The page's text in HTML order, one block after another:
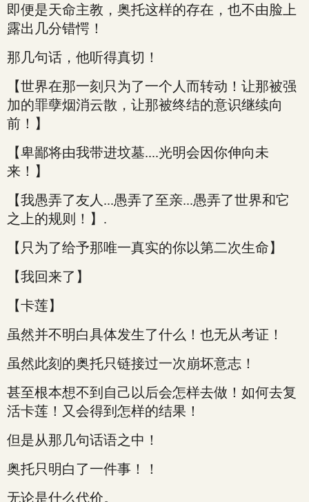
即便是天命主教，奥托这样的存在，也不由脸上
露出几分错愕！
那几句话，他听得真切！
【世界在那一刻只为了一个人而转动！让那被强
加的罪孽烟消云散，让那被终结的意识继续向
前！】
【卑鄙将由我带进坟墓....光明会因你伸向未
来！】
【我愚弄了友人...愚弄了至亲...愚弄了世界和它
之上的规则！】.
【只为了给予那唯一真实的你以第二次生命】
【我回来了】
【卡莲】
虽然并不明白具体发生了什么！也无从考证！
虽然此刻的奥托只链接过一次崩坏意志！
甚至根本想不到自己以后会怎样去做！如何去复
活卡莲！又会得到怎样的结果！
但是从那几句话语之中！
奥托只明白了一件事！！
无论是什么代价。